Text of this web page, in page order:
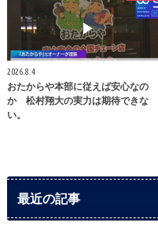
2026.8.4
おたからや本部に従えば安心なの
か 松村翔大の実力は期待できな
い。
最近の記事